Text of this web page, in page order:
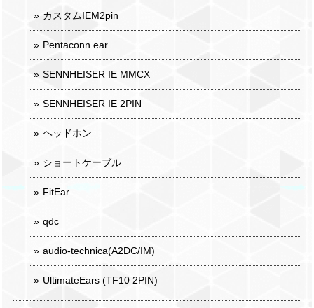
カスタムIEM2pin
Pentaconn ear
SENNHEISER IE MMCX
SENNHEISER IE 2PIN
ヘッドホン
ショートケーブル
FitEar
qdc
audio-technica(A2DC/IM)
UltimateEars (TF10 2PIN)